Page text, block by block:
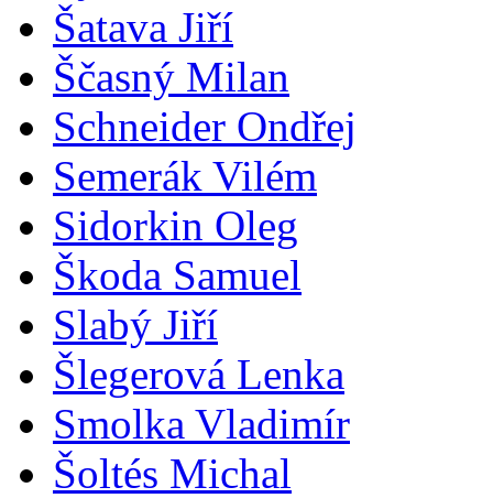
Šatava Jiří
Ščasný Milan
Schneider Ondřej
Semerák Vilém
Sidorkin Oleg
Škoda Samuel
Slabý Jiří
Šlegerová Lenka
Smolka Vladimír
Šoltés Michal